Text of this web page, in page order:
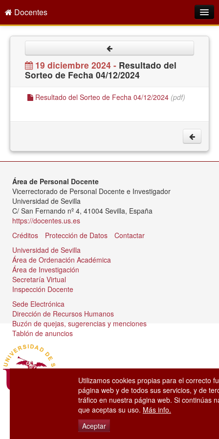
Docentes
Empleo Público
Gestión PDI
Formación y Evaluación
Directorio
19 diciembre 2024 - Resultado del
Sorteo de Fecha 04/12/2024
Resultado del Sorteo de Fecha 04/12/2024 (pdf)
Área de Personal Docente
Vicerrectorado de Personal Docente e Investigador
Universidad de Sevilla
C/ San Fernando nº 4, 41004 Sevilla, España
https://docentes.us.es
Créditos
Protección de Datos
Contactar
Universidad de Sevilla
Área de Ordenación Académica
Área de Investigación
Secretaría Virtual
Inspección Docente
Sede Electrónica
Dirección de Recursos Humanos
Buzón de quejas, sugerencias y menciones
Tablón de anuncios
Utilizamos cookies propias para el correcto
página web y de todos sus servicios, y de
tráfico en nuestra página web. Si continúas
que aceptas su uso. Más info.
Aceptar